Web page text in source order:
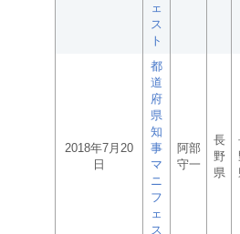
ェ
ス
ト
2018年7月20
日
都
道
府
県
知
事
マ
ニ
フ
ェ
ス
阿部
守一
長
野
県